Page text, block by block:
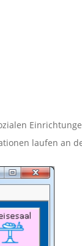
laufen an